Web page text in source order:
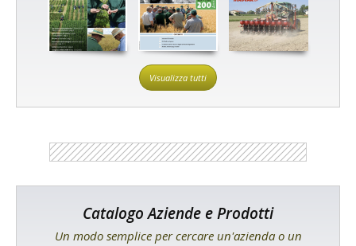
Visualizza tutti
Catalogo Aziende e Prodotti
Un modo semplice per cercare un'azienda o un